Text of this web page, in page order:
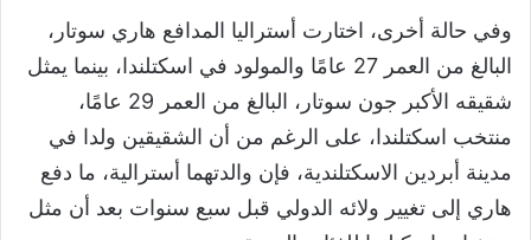
وفي حالة أخرى، اختارت أستراليا المدافع هاري سوتار،
البالغ من العمر 27 عامًا والمولود في اسكتلندا، بينما يمثل
شقيقه الأكبر جون سوتار، البالغ من العمر 29 عامًا،
منتخب اسكتلندا، على الرغم من أن الشقيقين ولدا في
مدينة أبردين الاسكتلندية، فإن والدتهما أسترالية، ما دفع
هاري إلى تغيير ولائه الدولي قبل سبع سنوات بعد أن مثل